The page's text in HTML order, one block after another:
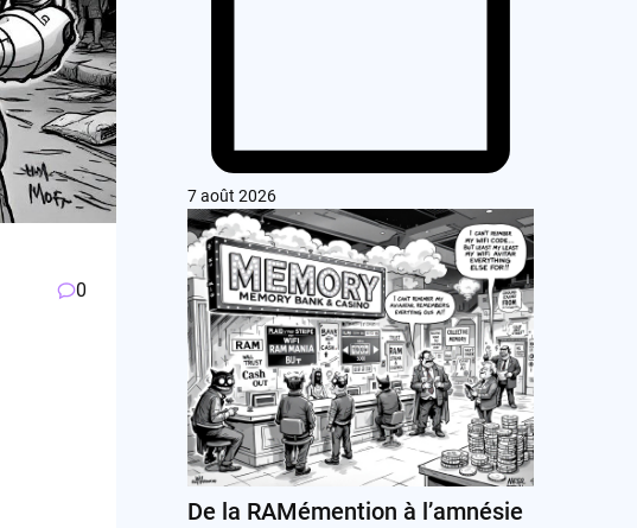
0
7 août 2026
De la RAMémention à l’amnésie